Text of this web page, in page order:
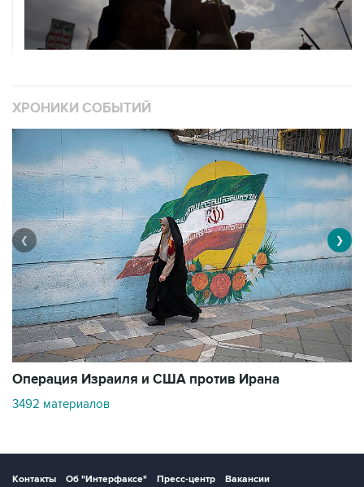
ХРОНИКИ СОБЫТИЙ
Операция Израиля и США против Ирана
3492 материалов
❮ ❯
Контакты Об "Интерфаксе" Пресс-центр
Вакансии